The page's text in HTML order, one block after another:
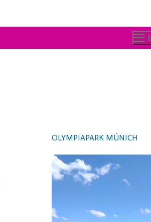
OLYMPIAPARK MÚNICH
Video
Player